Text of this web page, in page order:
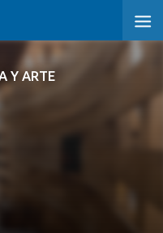
Y ARTE
Y ARTE